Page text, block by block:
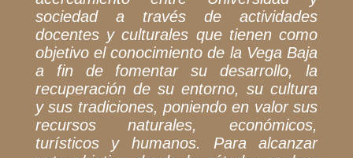
sociedad a través de actividades
docentes y culturales que tienen como
objetivo el conocimiento de la Vega Baja
a fin de fomentar su desarrollo, la
recuperación de su entorno, su cultura
y sus tradiciones, poniendo en valor sus
recursos naturales, económicos,
turísticos y humanos. Para alcanzar